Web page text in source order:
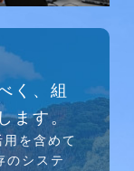
研究会を
く、組
ます。
を含めて
のシステ